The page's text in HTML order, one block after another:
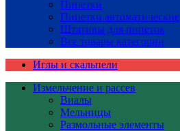
Пипетки
Пипетки автоматические
Штативы для пипеток
Все товары категории
Иглы и скальпели
Измельчение и рассев
Виалы
Мельницы
Размольные элементы